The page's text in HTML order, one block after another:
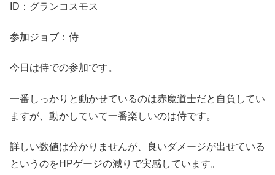
ID：グランコスモス
参加ジョブ：侍
今日は侍での参加です。
一番しっかりと動かせているのは赤魔道士だと自負してい
ますが、動かしていて一番楽しいのは侍です。
詳しい数値は分かりませんが、良いダメージが出せている
というのをHPゲージの減りで実感しています。